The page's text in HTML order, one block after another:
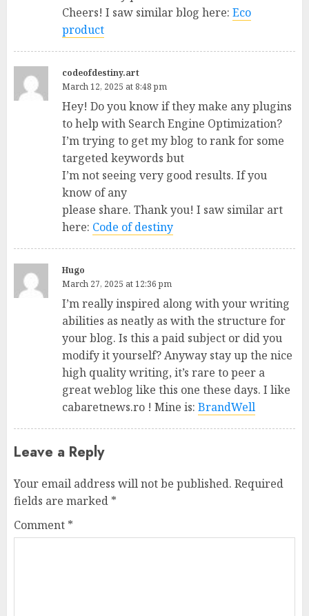
Cheers! I saw similar blog here: Eco
product
codeofdestiny.art
March 12, 2025 at 8:48 pm
Hey! Do you know if they make any plugins
to help with Search Engine Optimization?
I’m trying to get my blog to rank for some
targeted keywords but
I’m not seeing very good results. If you
know of any
please share. Thank you! I saw similar art
here: Code of destiny
Hugo
March 27, 2025 at 12:36 pm
I’m really inspired along with your writing
abilities as neatly as with the structure for
your blog. Is this a paid subject or did you
modify it yourself? Anyway stay up the nice
high quality writing, it’s rare to peer a
great weblog like this one these days. I like
cabaretnews.ro ! Mine is: BrandWell
Leave a Reply
Your email address will not be published. Required
fields are marked *
Comment *